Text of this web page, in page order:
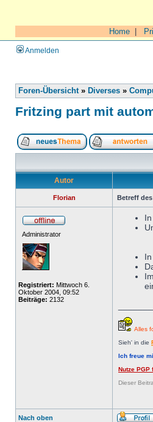
Home
Anmelden
Foren-Übersicht» Diverses »
Fritzing part mit
Autor
Florian Betreff
Administrator
Registriert: Mittwoch 6.
Oktober 2004, 09:52
Beiträge: 2132
Alles
Sieh' in die
Ich freue
Nutze PGP
Dieser
Nach oben